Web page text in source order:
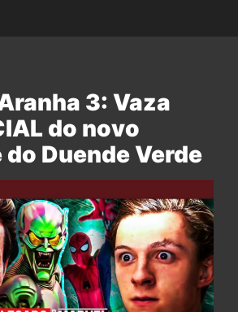
3: Vaza
do novo
Duende Verde